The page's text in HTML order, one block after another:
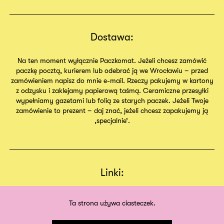
Dostawa:
Na ten moment wyłącznie Paczkomat. Jeżeli chcesz zamówić
paczkę pocztą, kurierem lub odebrać ją we Wrocławiu – przed
zamówieniem napisz do mnie e-mail. Rzeczy pakujemy w kartony
z odzysku i zaklejamy papierową taśmą. Ceramiczne przesyłki
wypełniamy gazetami lub folią ze starych paczek. Jeżeli Twoje
zamówienie to prezent – daj znać, jeżeli chcesz zapakujemy ją
,specjalnie’.
Linki:
Ta strona używa ciasteczek.